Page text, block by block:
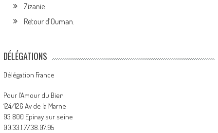
Zizanie.
Retour d’Ouman.
DÉLÉGATIONS
Délégation France
Pour l’Amour du Bien
124/126 Av de la Marne
93 800 Epinay sur seine
00.33.1.77.38.07.95